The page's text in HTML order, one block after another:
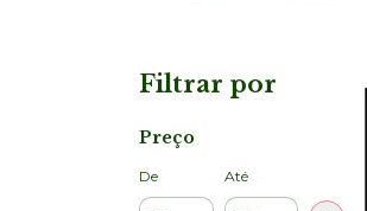
Filtrar por
Preço
De Até